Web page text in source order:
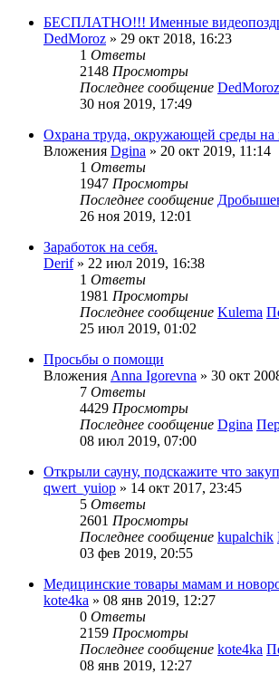
БЕСПЛАТНО!!! Именные
DedMoroz » 29 окт 2018, 16:23
1 Ответы
2148 Просмотры
Последнее сообщение DedMoroz
30 ноя 2019, 17:49
Охрана труда, окружающей среды на
Вложения Dgina » 20 окт 2019, 11:14
1 Ответы
1947 Просмотры
Последнее сообщение
26 ноя 2019, 12:01
Заработок на себя.
Derif» 22 июл 2019, 16:38
1 Ответы
1981 Просмотры
Последнее сообщение Kulema
25 июл 2019, 01:02
Просьбы о помощи
Вложения Anna Igorevna » 30 окт
7 Ответы
4429 Просмотры
Последнее сообщение Dgina
08 июл 2019, 07:00
Открыли сауну, подскажите что
qwert_yuiop » 14 окт 2017, 23:45
5 Ответы
2601 Просмотры
Последнее сообщение kupalchik
03 фев 2019, 20:55
Медицинские товары мамам и
kote4ka » 08 янв 2019, 12:27
0 Ответы
2159 Просмотры
Последнее сообщение kote4ka
08 янв 2019, 12:27